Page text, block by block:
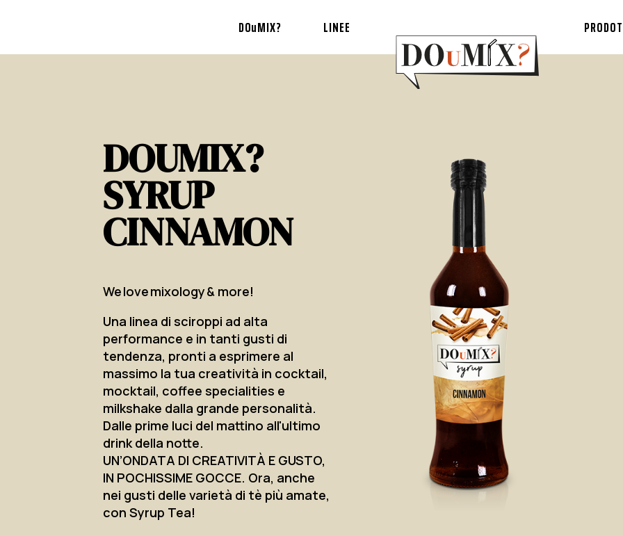
DOuMIX? LINEE
DOUMIX?
SYRUP
CINNAMON
We love mixology & more!
Una linea di sciroppi ad alta
performance e in tanti gusti di
tendenza, pronti a esprimere al
massimo la tua creatività in cocktail,
mocktail, coffee specialities e
milkshake dalla grande personalità.
Dalle prime luci del mattino all'ultimo
drink della notte.
UN’ONDATA DI CREATIVITÀ E GUSTO,
IN POCHISSIME GOCCE. Ora, anche
nei gusti delle varietà di tè più amate,
con Syrup Tea!